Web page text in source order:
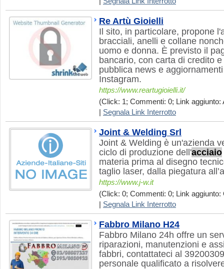
Re Artù Gioielli
Il sito, in particolare, propone
bracciali, anelli e collane
uomo e donna. È previsto il
bancario, con carta di credito
pubblica news e
Instagram.
https://www.reartugioielli.it/
(Click: 1; Commenti: 0; Link aggiunto:
Segnala Link Interrotto
Joint & Welding Srl
Joint & Welding è un'azienda
ciclo di produzione dell'acciaio
materia prima al disegno
taglio laser, dalla piegatura
https://www.j-w.it
(Click: 0; Commenti: 0; Link aggiunto:
Segnala Link Interrotto
Fabbro Milano H24
Fabbro Milano 24h offre un
riparazioni, manutenzioni e
fabbri, contattateci al
personale qualificato a